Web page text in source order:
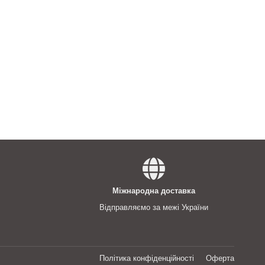
Міжнародна доставка
Відправляємо за межі України
Політика конфіденційності Оферта